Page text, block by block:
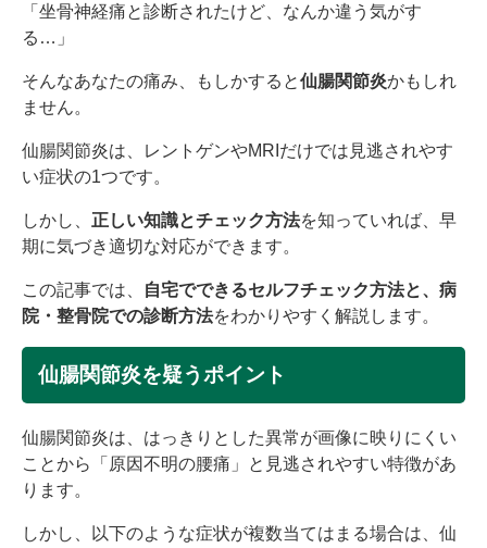
「坐骨神経痛と診断されたけど、なんか違う気がす
る…」
そんなあなたの痛み、もしかすると仙腸関節炎かもしれ
ません。
仙腸関節炎は、レントゲンやMRIだけでは見逃されやす
い症状の1つです。
しかし、 正しい知識とチェック方法を知っていれば、早
期に気づき適切な対応ができます。
この記事では、
自宅でできるセルフチェック方法と、病
院・整骨院での診断方法をわかりやすく解説します。
仙腸関節炎を疑うポイント
仙腸関節炎は、はっきりとした異常が画像に映りにくい
ことから「原因不明の腰痛」と見逃されやすい特徴があ
ります。
しかし、以下のような症状が複数当てはまる場合は、仙